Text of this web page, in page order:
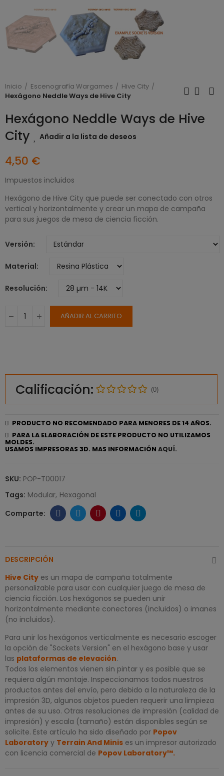
Inicio Escenografía Wargames
Hive City
Hexágono Neddle Ways de Hive City
Hexágono Neddle Ways de Hive
City
Añadir a la lista de deseos
4,50 €
Impuestos incluidos
Hexágono de Hive City que puede ser conectado con otros
vertical y horizontalmente y crear un mapa de campaña
para sus juegos de mesa de ciencia ficción.
Versión
Material
Resolución
AÑADIR AL CARRITO
Calificación: (0)
PRODUCTO NO RECOMENDADO PARA MENORES DE 14 AÑOS.
PARA LA ELABORACIÓN DE ESTE PRODUCTO NO UTILIZAMOS
MOLDES.
USAMOS IMPRESORAS 3D. MAS INFORMACIÓN AQUÍ.
SKU: POP-T00017
Tags: Modular Hexagonal
DESCRIPCIÓN
Hive City es un mapa de campaña totalmente
personalizable para usar con cualquier juego de mesa de
ciencia ficción. Los hexágonos se pueden unir
horizontalmente mediante conectores (incluidos) o imanes
(no incluidos).
Para unir los hexágonos verticalmente es necesario escoger
la opción de "Sockets Version" en el hexágono base y usar
las plataformas de elevación.
Todos los elementos vienen sin pintar y es posible que se
requiera algún montaje. Inspeccionamos todos nuestros
productos antes del envío, pero debido a la naturaleza de la
impresión 3D, algunos objetos pueden requerir una limpieza
antes de su uso. Otras resoluciones de impresión (calidad de
impresión) y escala (tamaño) están disponibles según se
solicite. Este artículo ha sido diseñado por Popov
Laboratory y Terrain And Minis es un impresor autorizado
con licencia comercial de Popov Laboratory™.